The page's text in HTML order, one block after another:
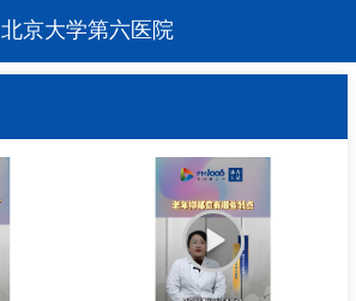
北京大学第六医院
医院概况